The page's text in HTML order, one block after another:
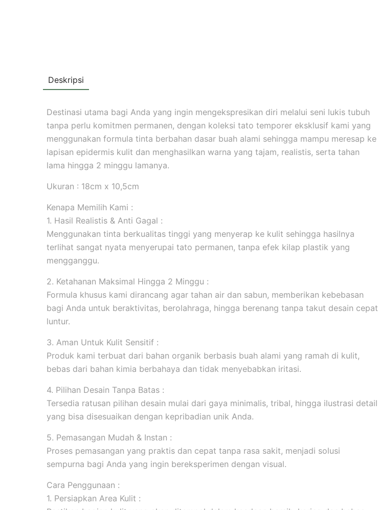
Deskripsi
Destinasi utama bagi Anda yang ingin mengekspresikan diri melalui seni lukis tubuh
tanpa perlu komitmen permanen, dengan koleksi tato temporer eksklusif kami yang
menggunakan formula tinta berbahan dasar buah alami sehingga mampu meresap ke
lapisan epidermis kulit dan menghasilkan warna yang tajam, realistis, serta tahan
lama hingga 2 minggu lamanya.
Ukuran : 18cm x 10,5cm
Kenapa Memilih Kami :
1. Hasil Realistis & Anti Gagal :
Menggunakan tinta berkualitas tinggi yang menyerap ke kulit sehingga hasilnya
terlihat sangat nyata menyerupai tato permanen, tanpa efek kilap plastik yang
mengganggu.
2. Ketahanan Maksimal Hingga 2 Minggu :
Formula khusus kami dirancang agar tahan air dan sabun, memberikan kebebasan
bagi Anda untuk beraktivitas, berolahraga, hingga berenang tanpa takut desain cepat
luntur.
3. Aman Untuk Kulit Sensitif :
Produk kami terbuat dari bahan organik berbasis buah alami yang ramah di kulit,
bebas dari bahan kimia berbahaya dan tidak menyebabkan iritasi.
4. Pilihan Desain Tanpa Batas :
Tersedia ratusan pilihan desain mulai dari gaya minimalis, tribal, hingga ilustrasi detail
yang bisa disesuaikan dengan kepribadian unik Anda.
5. Pemasangan Mudah & Instan :
Proses pemasangan yang praktis dan cepat tanpa rasa sakit, menjadi solusi
sempurna bagi Anda yang ingin bereksperimen dengan visual.
Cara Penggunaan :
1. Persiapkan Area Kulit :